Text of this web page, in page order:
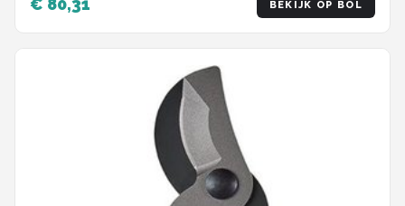
€ 80,31 BEKIJK OP BOL